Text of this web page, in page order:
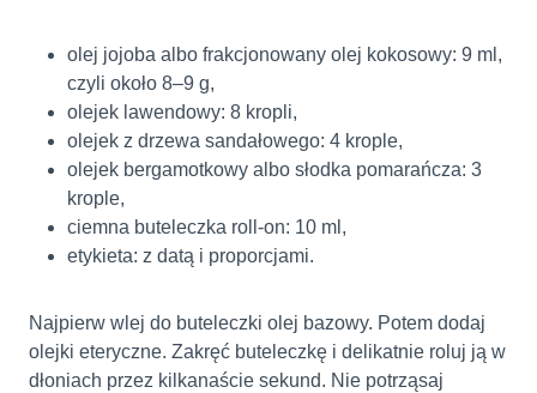
olej jojoba albo frakcjonowany olej kokosowy: 9 ml,
czyli około 8–9 g,
olejek lawendowy: 8 kropli,
olejek z drzewa sandałowego: 4 krople,
olejek bergamotkowy albo słodka pomarańcza: 3
krople,
ciemna buteleczka roll-on: 10 ml,
etykieta: z datą i proporcjami.
Najpierw wlej do buteleczki olej bazowy. Potem dodaj
olejki eteryczne. Zakręć buteleczkę i delikatnie roluj ją w
dłoniach przez kilkanaście sekund. Nie potrząsaj